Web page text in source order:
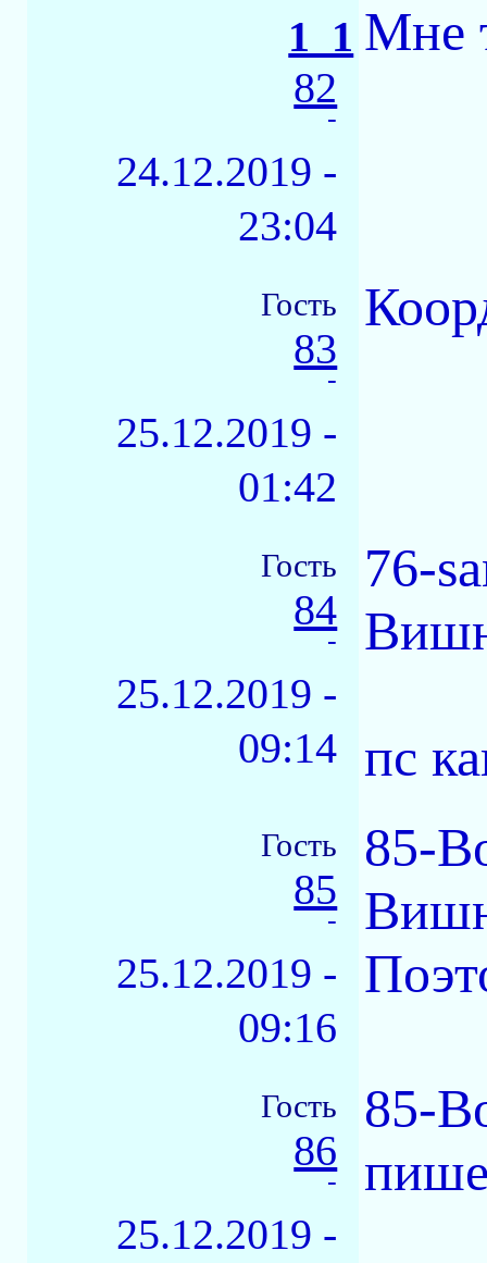
1_1
82
-
24.12.2019 -
23:04
Мне
Гость
83
-
25.12.2019 -
01:42
Гость
84
-
25.12.2019 -
09:14
76-
пс
Гость
85
-
25.12.2019 -
09:16
85-
Гость
86
-
25.12.2019 -
85-